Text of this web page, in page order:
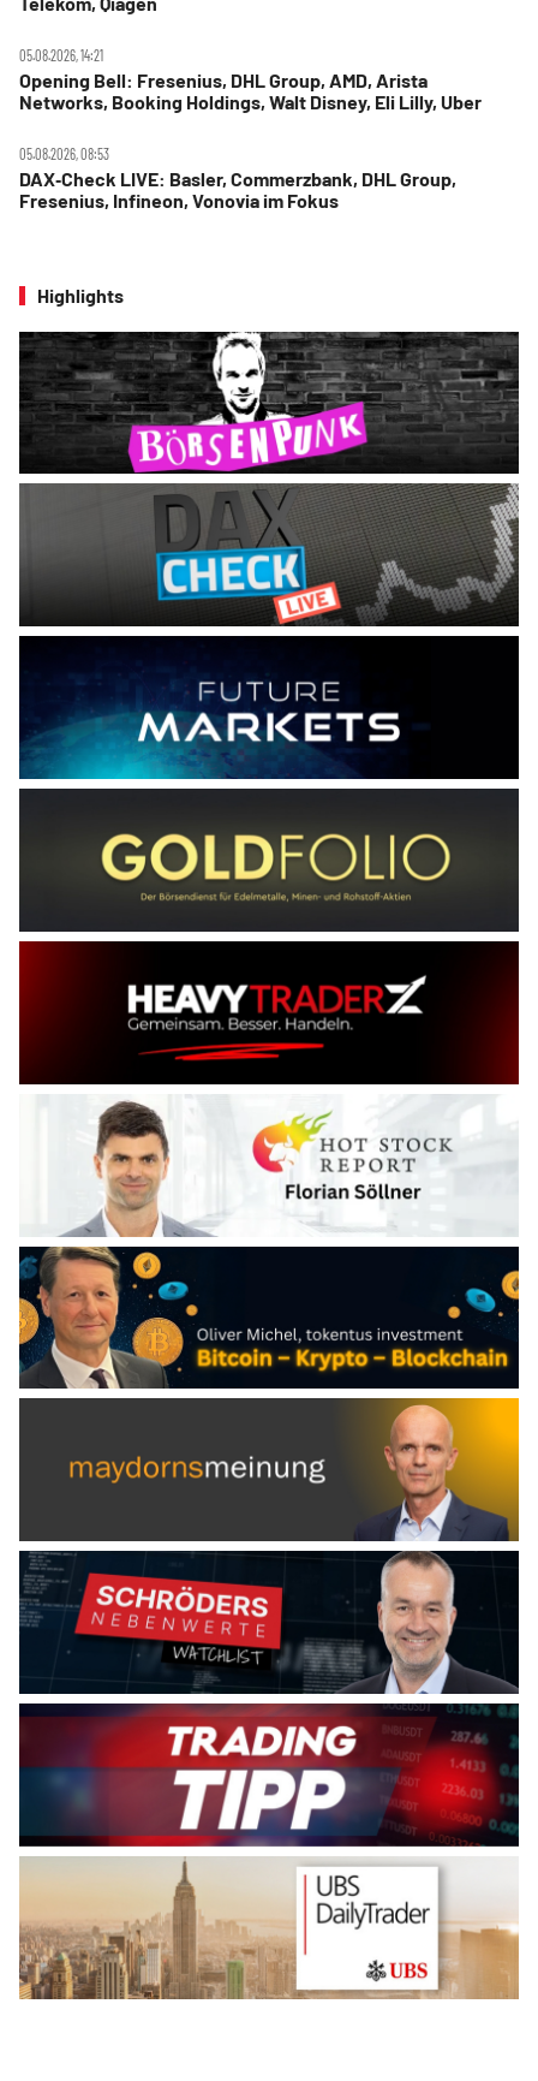
05.08.2026, 14:21
Opening Bell: Fresenius, DHL Group, AMD, Arista
Networks, Booking Holdings, Walt Disney, Eli Lilly, Uber
05.08.2026, 08:53
DAX‑Check LIVE: Basler, Commerzbank, DHL Group,
Fresenius, Infineon, Vonovia im Fokus
Highlights